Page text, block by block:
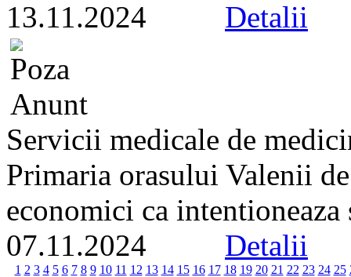
13.11.2024 Detalii
Servicii medicale de
Primaria orasului Valenii
economici ca
07.11.2024 Detalii
1 2 3 4 5 6 7 8 9 10 11 12 13 14 15 16 17 18 19 20 21 22 23 24 25